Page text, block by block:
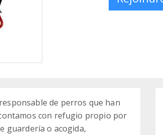
de perros que han
con refugio propio por
guardería o acogida,